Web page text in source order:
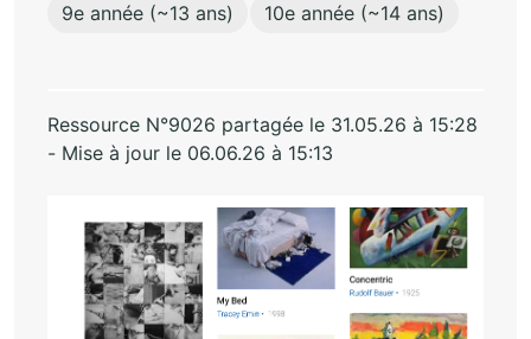
9e année (~13 ans)
10e année (~14 ans)
Ressource N°9026 partagée le 31.05.26 à 15:28
- Mise à jour le 06.06.26 à 15:13